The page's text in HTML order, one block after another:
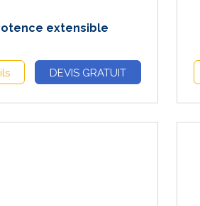
extensible
DEVIS GRATUIT